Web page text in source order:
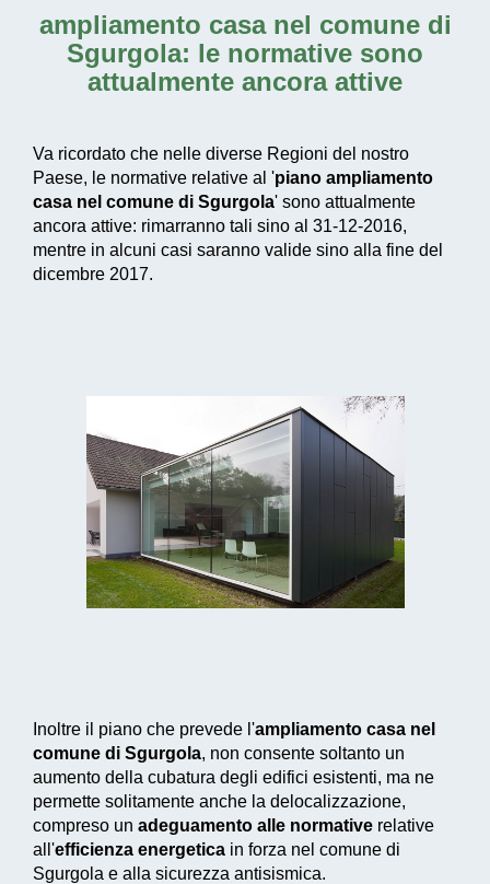
ampliamento casa nel comune di
Sgurgola: le normative sono
attualmente ancora attive
Va ricordato che nelle diverse Regioni del nostro
Paese, le normative relative al 'piano ampliamento
casa nel comune di Sgurgola' sono attualmente
ancora attive: rimarranno tali sino al 31-12-2016,
mentre in alcuni casi saranno valide sino alla fine del
dicembre 2017.
Inoltre il piano che prevede l'ampliamento casa nel
comune di Sgurgola, non consente soltanto un
aumento della cubatura degli edifici esistenti, ma ne
permette solitamente anche la delocalizzazione,
compreso un adeguamento alle normative relative
all'efficienza energetica in forza nel comune di
Sgurgola e alla sicurezza antisismica.